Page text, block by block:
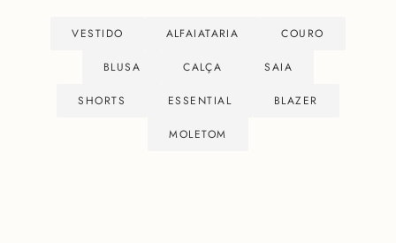
VESTIDO ALFAIATARIA COURO
BLUSA CALÇA SAIA
SHORTS ESSENTIAL BLAZER
MOLETOM